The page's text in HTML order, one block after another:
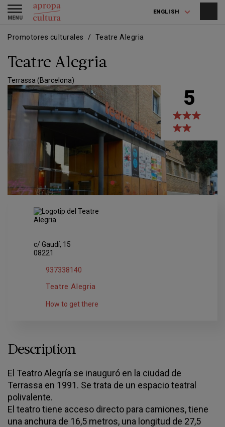
Skip
main
Skip
main
ENGLISH
Toggle
navigation
Promotores culturales Teatre Alegria
Teatre Alegria
Terrassa (Barcelona)
5
c/ Gaudí, 15
08221
937338140
Teatre Alegria
How to get there
Description
El Teatro Alegría se inauguró en la ciudad de
Terrassa en 1991. Se trata de un espacio teatral
polivalente.
El teatro tiene acceso directo para camiones, tiene
una anchura de 16,5 metros, una longitud de 27,5